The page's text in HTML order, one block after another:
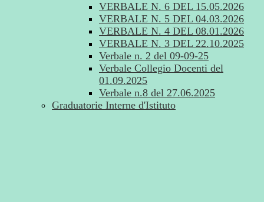
VERBALE N. 6 DEL 15.05.2026
VERBALE N. 5 DEL 04.03.2026
VERBALE N. 4 DEL 08.01.2026
VERBALE N. 3 DEL 22.10.2025
Verbale n. 2 del 09-09-25
Verbale Collegio Docenti del
01.09.2025
Verbale n.8 del 27.06.2025
Graduatorie Interne d'Istituto